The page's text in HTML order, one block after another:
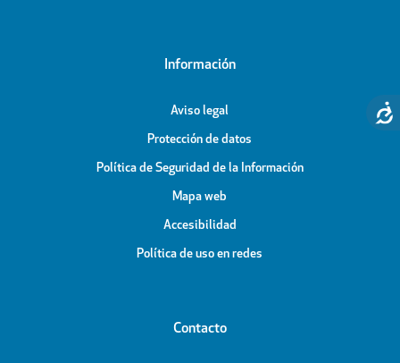
Información
Aviso legal
Protección de datos
Política de Seguridad de la Información
Mapa web
Accesibilidad
Política de uso en redes
Contacto